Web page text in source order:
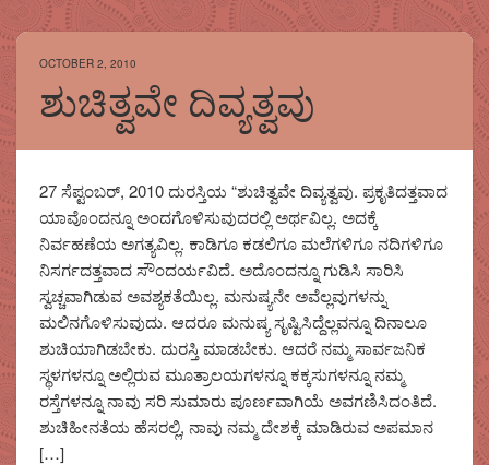
OCTOBER 2, 2010
ಶುಚಿತ್ವವೇ ದಿವ್ಯತ್ವವು
27 ಸೆಪ್ಟಂಬರ್, 2010 ದುರಸ್ತಿಯ “ಶುಚಿತ್ವವೇ ದಿವ್ಯತ್ವವು. ಪ್ರಕೃತಿದತ್ತವಾದ
ಯಾವೊಂದನ್ನೂ ಅಂದಗೊಳಿಸುವುದರಲ್ಲಿ ಅರ್ಥವಿಲ್ಲ. ಅದಕ್ಕೆ
ನಿರ್ವಹಣೆಯ ಅಗತ್ಯವಿಲ್ಲ. ಕಾಡಿಗೂ ಕಡಲಿಗೂ ಮಲೆಗಳಿಗೂ ನದಿಗಳಿಗೂ
ನಿಸರ್ಗದತ್ತವಾದ ಸೌಂದರ್ಯವಿದೆ. ಅದೊಂದನ್ನೂ ಗುಡಿಸಿ ಸಾರಿಸಿ
ಸ್ವಚ್ಚವಾಗಿಡುವ ಅವಶ್ಯಕತೆಯಿಲ್ಲ. ಮನುಷ್ಯನೇ ಅವೆಲ್ಲವುಗಳನ್ನು
ಮಲಿನಗೊಳಿಸುವುದು. ಆದರೂ ಮನುಷ್ಯ ಸೃಷ್ಟಿಸಿದ್ದೆಲ್ಲವನ್ನೂ ದಿನಾಲೂ
ಶುಚಿಯಾಗಿಡಬೇಕು. ದುರಸ್ತಿ ಮಾಡಬೇಕು. ಆದರೆ ನಮ್ಮ ಸಾರ್ವಜನಿಕ
ಸ್ಥಳಗಳನ್ನೂ ಅಲ್ಲಿರುವ ಮೂತ್ರಾಲಯಗಳನ್ನೂ ಕಕ್ಕಸುಗಳನ್ನೂ ನಮ್ಮ
ರಸ್ತೆಗಳನ್ನೂ ನಾವು ಸರಿ ಸುಮಾರು ಪೂರ್ಣವಾಗಿಯೆ ಅವಗಣಿಸಿದಂತಿದೆ.
ಶುಚಿಹೀನತೆಯ ಹೆಸರಲ್ಲಿ, ನಾವು ನಮ್ಮ ದೇಶಕ್ಕೆ ಮಾಡಿರುವ ಅಪಮಾನ
[…]